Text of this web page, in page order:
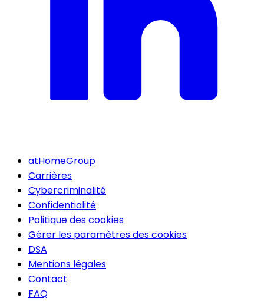
atHomeGroup
Carrières
Cybercriminalité
Confidentialité
Politique des cookies
Gérer les paramètres des cookies
DSA
Mentions légales
Contact
FAQ